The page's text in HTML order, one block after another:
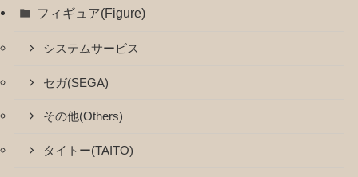
フィギュア(Figure)
システムサービス
セガ(SEGA)
その他(Others)
タイトー(TAITO)